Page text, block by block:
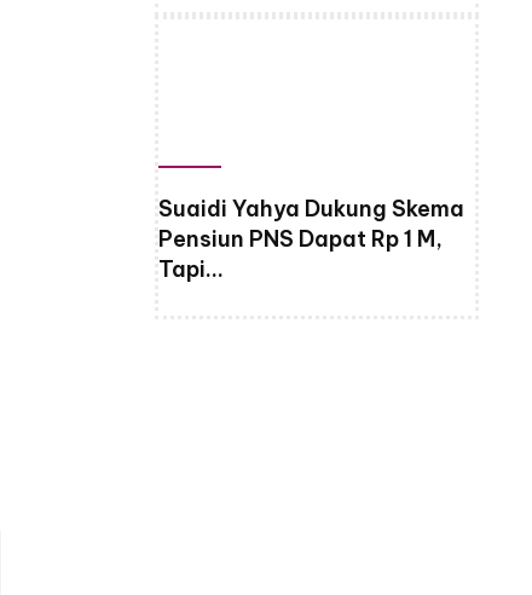
Suaidi Yahya Dukung Skema
Pensiun PNS Dapat Rp 1 M,
Tapi…